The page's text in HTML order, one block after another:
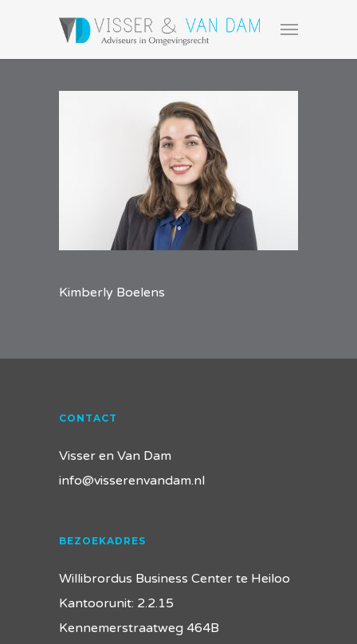
Kimberly Boelens
CONTACT
Visser en Van Dam
info@visserenvandam.nl
BEZOEKADRES
Willibrordus Business Center te Heiloo
Kantoorunit: 2.2.15
Kennemerstraatweg 464B